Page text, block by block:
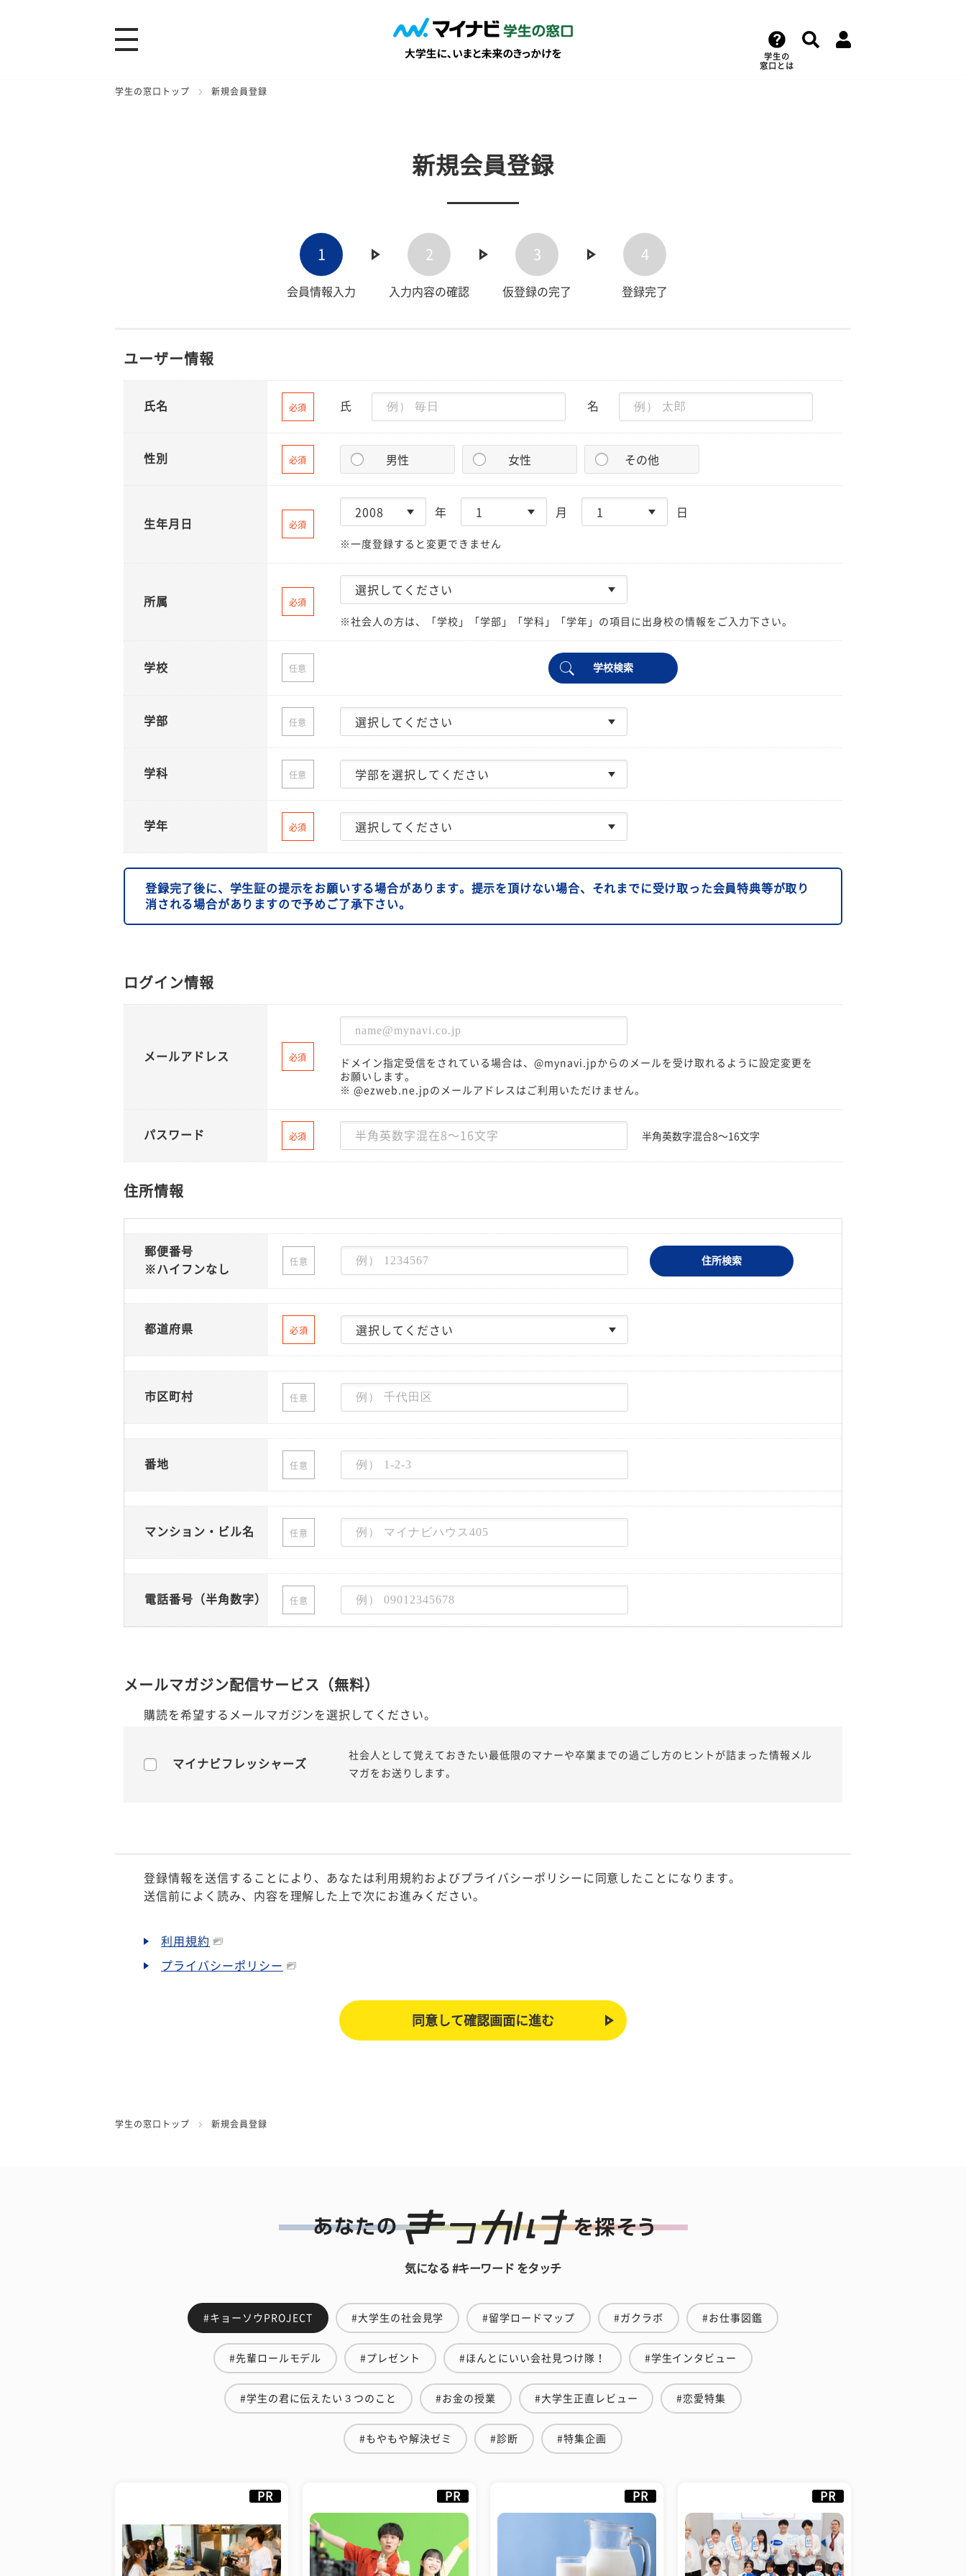
学生の
窓口とは
学生の窓口トップ 新規会員登録
新規会員登録
1
会員情報入力
2
入力内容の確認
3
仮登録の完了
4
登録完了
ユーザー情報
氏名 必須 氏 名
性別 必須 男性 女性 その他
生年月日 必須
年 月 日
※一度登録すると変更できません
所属 必須
※社会人の方は、「学校」「学部」「学科」「学年」の項目に出身校の情報をご入力下さい。
学校 任意 学校検索
学部 任意
学科 任意
学年 必須
登録完了後に、学生証の提示をお願いする場合があります。提示を頂けない場合、それまでに受け取った会員特典等が取り
消される場合がありますので予めご了承下さい。
ログイン情報
メールアドレス 必須
ドメイン指定受信をされている場合は、@mynavi.jpからのメールを受け取れるように設定変更を
お願いします。
※ @ezweb.ne.jpのメールアドレスはご利用いただけません。
パスワード 必須 半角英数字混合8〜16文字
住所情報
郵便番号
※ハイフンなし
任意 住所検索
都道府県 必須
市区町村 任意
番地 任意
マンション・ビル名 任意
電話番号（半角数字） 任意
メールマガジン配信サービス（無料）
購読を希望するメールマガジンを選択してください。
マイナビフレッシャーズ
社会人として覚えておきたい最低限のマナーや卒業までの過ごし方のヒントが詰まった情報メル
マガをお送りします。
登録情報を送信することにより、あなたは利用規約およびプライバシーポリシーに同意したことになります。
送信前によく読み、内容を理解した上で次にお進みください。
利用規約
プライバシーポリシー
学生の窓口トップ 新規会員登録
気になる #キーワード をタッチ
#キョーソウPROJECT #大学生の社会見学 #留学ロードマップ #ガクラボ #お仕事図鑑
#先輩ロールモデル #プレゼント #ほんとにいい会社見つけ隊！ #学生インタビュー
#学生の君に伝えたい３つのこと #お金の授業 #大学生正直レビュー #恋愛特集
#もやもや解決ゼミ #診断 #特集企画
PR PR PR PR